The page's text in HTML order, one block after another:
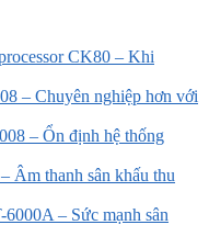
CK80 – Khi
– Chuyên nghiệp hơn với
– Ổn định hệ thống
Âm thanh sân khấu thu
– Sức mạnh sân